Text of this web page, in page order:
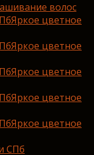
волос
Яркое цветное
Яркое цветное
Яркое цветное
Яркое цветное
Яркое цветное